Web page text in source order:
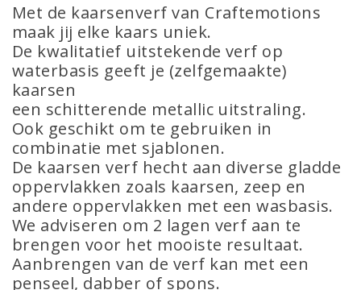
Met de kaarsenverf van Craftemotions
maak jij elke kaars uniek.
De kwalitatief uitstekende verf op
waterbasis geeft je (zelfgemaakte)
kaarsen
een schitterende metallic uitstraling.
Ook geschikt om te gebruiken in
combinatie met sjablonen.
De kaarsen verf hecht aan diverse gladde
oppervlakken zoals kaarsen, zeep en
andere oppervlakken met een wasbasis.
We adviseren om 2 lagen verf aan te
brengen voor het mooiste resultaat.
Aanbrengen van de verf kan met een
penseel, dabber of spons.